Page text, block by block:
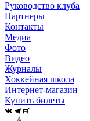
Руководство клуба
Партнеры
Контакты
Медиа
Фото
Видео
Журналы
Хоккейная школа
Интернет-магазин
Купить билеты